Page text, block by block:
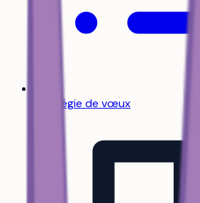
Stratégie de vœux